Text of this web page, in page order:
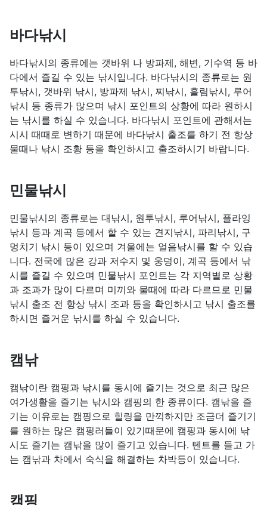
바다낚시
바다낚시의 종류에는 갯바위 나 방파제, 해변, 기수역 등 바
다에서 즐길 수 있는 낚시입니다. 바다낚시의 종류로는 원
투낚시, 갯바위 낚시, 방파제 낚시, 찌낚시, 흘림낚시, 루어
낚시 등 종류가 많으며 낚시 포인트의 상황에 따라 원하시
는 낚시를 하실 수 있습니다. 바다낚시 포인트에 관해서는
시시 때때로 변하기 때문에 바다낚시 출조를 하기 전 항상
물때나 낚시 조황 등을 확인하시고 출조하시기 바랍니다.
민물낚시
민물낚시의 종류로는 대낚시, 원투낚시, 루어낚시, 플라잉
낚시 등과 계곡 등에서 할 수 있는 견지낚시, 파리낚시, 구
멍치기 낚시 등이 있으며 겨울에는 얼음낚시를 할 수 있습
니다. 전국에 많은 강과 저수지 및 웅덩이, 계곡 등에서 낚
시를 즐길 수 있으며 민물낚시 포인트는 각 지역별로 상황
과 조과가 많이 다르며 미끼와 물때에 따라 다르므로 민물
낚시 출조 전 항상 낚시 조과 등을 확인하시고 낚시 출조를
하시면 즐거운 낚시를 하실 수 있습니다.
캠낚
캠낚이란 캠핑과 낚시를 동시에 즐기는 것으로 최근 많은
여가생활을 즐기는 낚시와 캠핑의 한 종류이다. 캠낚을 즐
기는 이유로는 캠핑으로 힐링을 만끽하지만 조금더 즐기기
를 원하는 많은 캠핑러들이 있기때문에 캠핑과 동시에 낚
시도 즐기는 캠낚을 많이 즐기고 있습니다. 텐트를 들고 가
는 캠낚과 차에서 숙식을 해결하는 차박등이 있습니다.
캠핑